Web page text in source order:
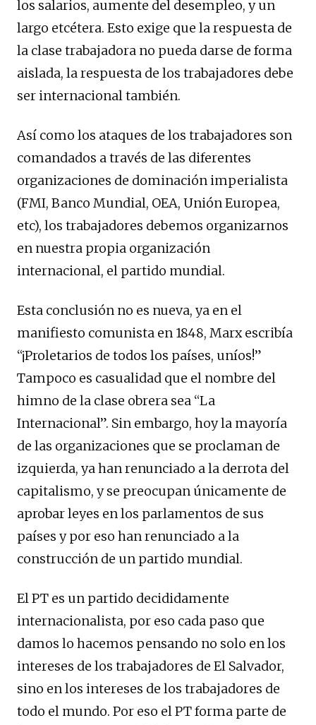
los salarios, aumente del desempleo, y un
largo etcétera. Esto exige que la respuesta de
la clase trabajadora no pueda darse de forma
aislada, la respuesta de los trabajadores debe
ser internacional también.
Así como los ataques de los trabajadores son
comandados a través de las diferentes
organizaciones de dominación imperialista
(FMI, Banco Mundial, OEA, Unión Europea,
etc), los trabajadores debemos organizarnos
en nuestra propia organización
internacional, el partido mundial.
Esta conclusión no es nueva, ya en el
manifiesto comunista en 1848, Marx escribía
“¡Proletarios de todos los países, uníos!”
Tampoco es casualidad que el nombre del
himno de la clase obrera sea “La
Internacional”. Sin embargo, hoy la mayoría
de las organizaciones que se proclaman de
izquierda, ya han renunciado a la derrota del
capitalismo, y se preocupan únicamente de
aprobar leyes en los parlamentos de sus
países y por eso han renunciado a la
construcción de un partido mundial.
El PT es un partido decididamente
internacionalista, por eso cada paso que
damos lo hacemos pensando no solo en los
intereses de los trabajadores de El Salvador,
sino en los intereses de los trabajadores de
todo el mundo. Por eso el PT forma parte de